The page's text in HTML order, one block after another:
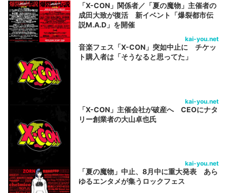
「X-CON」関係者／「夏の魔物」主催者の
成田大致が復活 新イベント「爆裂都市伝
説M.A.D」を開催
kai-you.net
音楽フェス「X-CON」突如中止に チケッ
ト購入者は「そうなると思ってた」
kai-you.net
「X-CON」主催会社が破産へ CEOにナタ
リー創業者の大山卓也氏
kai-you.net
「夏の魔物」中止、8月中に重大発表 あら
ゆるエンタメが集うロックフェス